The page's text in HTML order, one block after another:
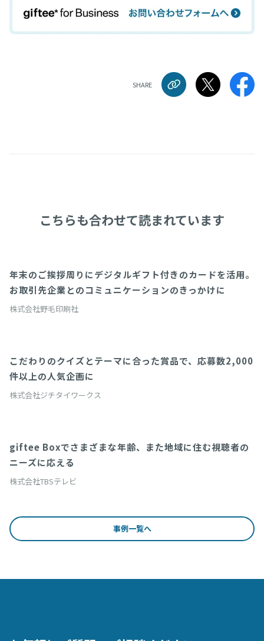
SHARE
こちらも合わせて読まれています
導入事例
年末のご挨拶周りにデジタルギフト付きのカードを活用。
お取引先企業とのコミュニケーションのきっかけに
株式会社野毛印刷社
CSVファイル
こだわりのクイズとテーマに合った賞品で、応募数2,000
件以上の人気企画に
株式会社ジチタイワークス
CSVファイル
giftee Boxでさまざまな年齢、また地域に住む視聴者の
ニーズに応える
株式会社TBSテレビ
事例一覧へ